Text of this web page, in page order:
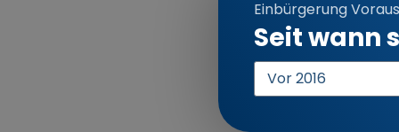
Voraussetzung gibt
Eine dieser wichtigen
rechtswidrigen Tat
Einbürgerung
Seit wann
Einreisejahr